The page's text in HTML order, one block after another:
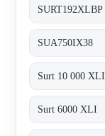
SURT192XLBP
SUA750IX38
Surt 10 000 XLI
Surt 6000 XLI